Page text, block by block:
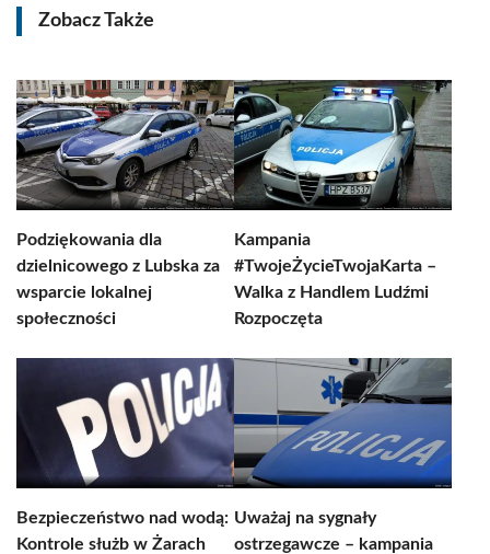
Zobacz Także
Podziękowania dla
dzielnicowego z Lubska za
wsparcie lokalnej
społeczności
Kampania
#TwojeŻycieTwojaKarta –
Walka z Handlem Ludźmi
Rozpoczęta
Bezpieczeństwo nad wodą:
Kontrole służb w Żarach
Uważaj na sygnały
ostrzegawcze – kampania